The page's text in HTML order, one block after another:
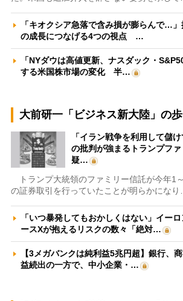
「キオクシア急落で含み損が膨らんで…
の成長につなげる4つの視点 …
「NYダウは高値更新、ナスダック・
する米国株市場の変化 半…
大前研一「ビジネス新大陸」の
「イラン戦争を利用して儲
の批判が強まるトランプフ
疑…
トランプ大統領のファミリー信託が今年1
の証券取引を行っていたことが明らかにな
「いつ暴発してもおかしくはない」イー
ースXが抱えるリスクの数々「絶対…
【3メガバンクは純利益5兆円超】銀行、
益続出の一方で、中小企業・…